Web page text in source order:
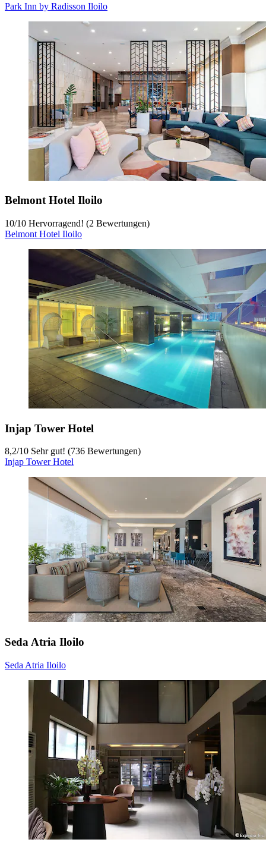
Park Inn by Radisson Iloilo
Belmont Hotel Iloilo
10/10 Hervorragend! (2 Bewertungen)
Belmont Hotel Iloilo
Injap Tower Hotel
8,2/10 Sehr gut! (736 Bewertungen)
Injap Tower Hotel
Seda Atria Iloilo
Seda Atria Iloilo